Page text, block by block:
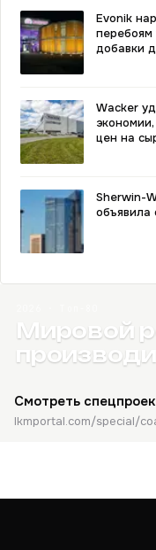
Evonik
перебоям
добавки
Wacker
цен на
Sherwin-
объявила
Мировой
Смотреть
lkmportal.com/special/